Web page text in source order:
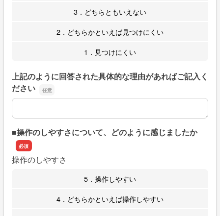
3．どちらともいえない
2．どちらかといえば見つけにくい
1．見つけにくい
上記のように回答された具体的な理由があればご記入く
ださい
上記のように回答された具体的な理由があればご記入くだ
■操作のしやすさについて、どのように感じましたか
操作のしやすさ
5．操作しやすい
4．どちらかといえば操作しやすい